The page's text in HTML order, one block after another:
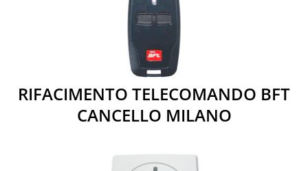
RIFACIMENTO TELECOMANDO BFT
CANCELLO MILANO